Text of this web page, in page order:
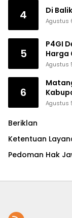
4 Di
Agustus
5
P4GI
Harga
Agustus
6
dan
Agustus
Beriklan
Ketentuan
Pedoman Hak